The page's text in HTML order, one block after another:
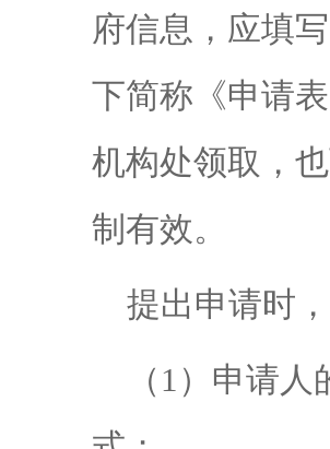
府信息，应填
下简称《申请
机构处领取，
制有效。
提出申请时
（ 1）申请人